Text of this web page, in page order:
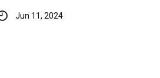
Jun 11, 2024